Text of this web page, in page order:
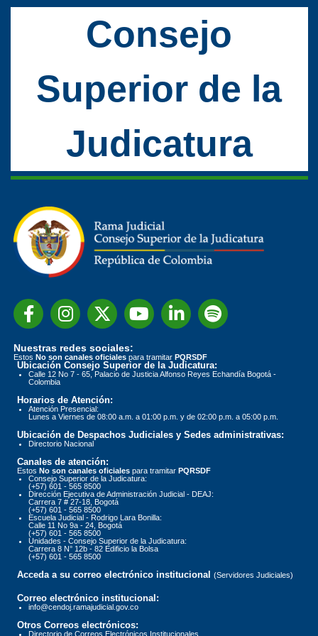
Consejo
Superior de la
Judicatura
Nuestras redes sociales:
Estos No son canales oficiales para tramitar PQRSDF
Ubicación Consejo Superior de la Judicatura:
Calle 12 No 7 - 65, Palacio de Justicia Alfonso Reyes Echandía Bogotá -
Colombia
Horarios de Atención:
Atención Presencial:
Lunes a Viernes de 08:00 a.m. a 01:00 p.m. y de 02:00 p.m. a 05:00 p.m.
Ubicación de Despachos Judiciales y Sedes administrativas:
Directorio Nacional
Canales de atención:
Estos No son canales oficiales para tramitar PQRSDF
Consejo Superior de la Judicatura:
(+57) 601 - 565 8500
Dirección Ejecutiva de Administración Judicial - DEAJ:
Carrera 7 # 27-18, Bogotá
(+57) 601 - 565 8500
Escuela Judicial - Rodrigo Lara Bonilla:
Calle 11 No 9a - 24, Bogotá
(+57) 601 - 565 8500
Unidades - Consejo Superior de la Judicatura:
Carrera 8 N° 12b - 82 Edificio la Bolsa
(+57) 601 - 565 8500
Acceda a su correo electrónico institucional (Servidores Judiciales)
Correo electrónico institucional:
info@cendoj.ramajudicial.gov.co
Otros Correos electrónicos:
Directorio de Correos Electrónicos Institucionales